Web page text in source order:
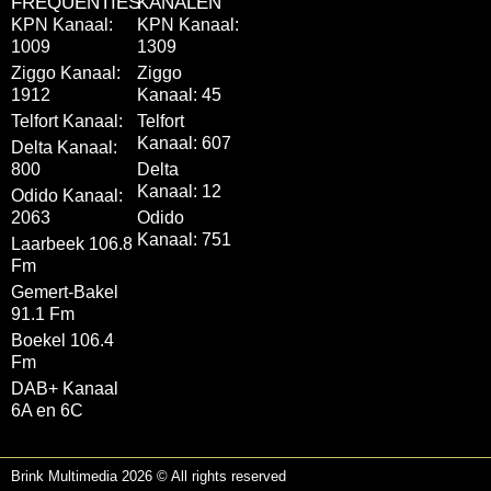
KPN Kanaal:
1009
Ziggo Kanaal:
1912
Telfort Kanaal:
Delta Kanaal:
800
Odido Kanaal:
2063
Laarbeek 106.8
Fm
Gemert-Bakel
91.1 Fm
Boekel 106.4
Fm
DAB+ Kanaal
6A en 6C
KPN Kanaal:
1309
Ziggo
Kanaal: 45
Telfort
Kanaal: 607
Delta
Kanaal: 12
Odido
Kanaal: 751
Brink Multimedia 2026 © All rights reserved